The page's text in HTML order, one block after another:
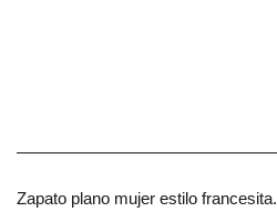
Zapato plano mujer estilo francesita.